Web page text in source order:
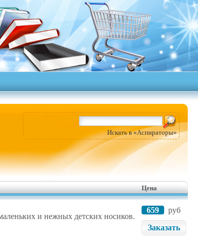
Искать в «Аспираторы»
Цена
и нежных детских носиков.
659
руб
Заказать